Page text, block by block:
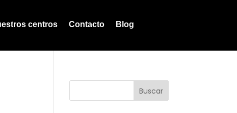
centros Contacto Blog
Buscar